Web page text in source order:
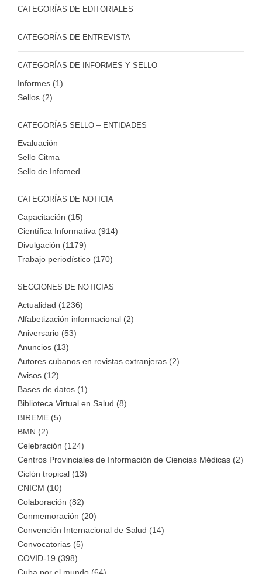
CATEGORÍAS DE EDITORIALES
CATEGORÍAS DE ENTREVISTA
CATEGORÍAS DE INFORMES Y SELLO
Informes (1)
Sellos (2)
CATEGORÍAS SELLO – ENTIDADES
Evaluación
Sello Citma
Sello de Infomed
CATEGORÍAS DE NOTICIA
Capacitación (15)
Científica Informativa (914)
Divulgación (1179)
Trabajo periodístico (170)
SECCIONES DE NOTICIAS
Actualidad (1236)
Alfabetización informacional (2)
Aniversario (53)
Anuncios (13)
Autores cubanos en revistas extranjeras (2)
Avisos (12)
Bases de datos (1)
Biblioteca Virtual en Salud (8)
BIREME (5)
BMN (2)
Celebración (124)
Centros Provinciales de Información de Ciencias Médicas (2)
Ciclón tropical (13)
CNICM (10)
Colaboración (82)
Conmemoración (20)
Convención Internacional de Salud (14)
Convocatorias (5)
COVID-19 (398)